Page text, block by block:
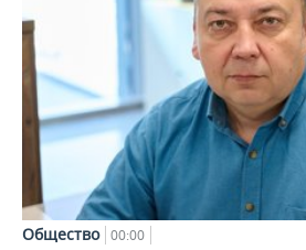
Общество 00:00